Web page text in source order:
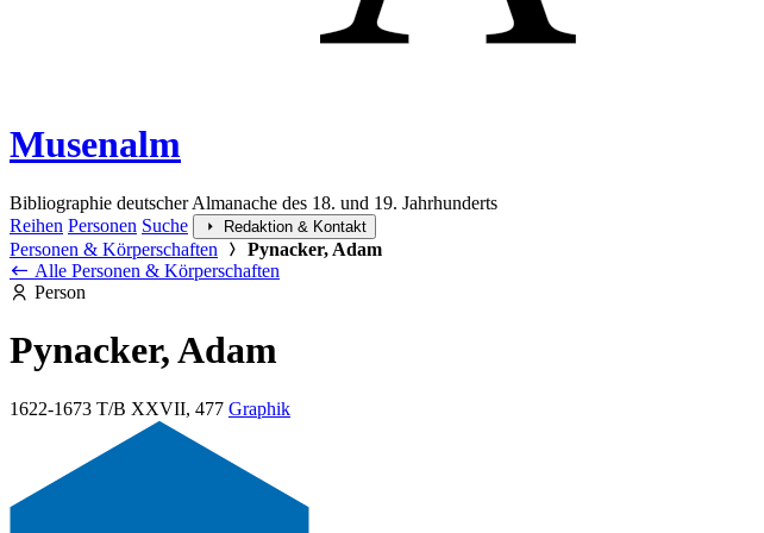
Musenalm
Bibliographie deutscher Almanache des 18. und 19. Jahrhunderts
Reihen Personen Suche Redaktion & Kontakt
Personen & Körperschaften
Pynacker, Adam
Alle Personen & Körperschaften
Person
Pynacker, Adam
1622-1673 T/B XXVII, 477 Graphik